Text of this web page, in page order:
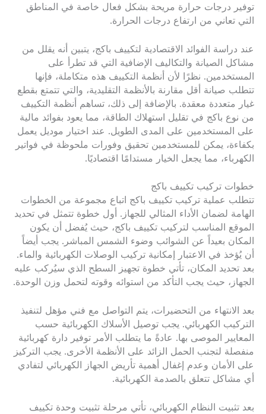
توفير درجات حرارة مريحة بشكل فعال خاصة في المناطق
التي تعاني من ارتفاع درجات الحرارة.
عند دراسة الفوائد الاقتصادية لتكييف باكج، يتبين أنه يقلل من
مشاكل الصيانة والتكاليف الإضافية التي قد تطرأ على
المستخدمين. نظرًا لأن أنظمة التكييف هذه متكاملة، فإنها
تتطلب صيانة أقل مقارنة بالأنظمة التقليدية، والتي تتمتع بقطع
غيار متعددة معقدة. بالإضافة إلى ذلك، تساهم أنظمة التكييف
من نوع باكج في تقليل استهلاك الطاقة، مما يعود بفوائد مالية
على المستخدمين على المدى الطويل. عند اختيار موديل يعمل
بكفاءة، يمكن للمستخدمين تحقيق وفورات ملحوظة في فواتير
الكهرباء، مما يجعل الخيار مستدامًا اقتصاديًا.
خطوات تركيب تكييف باكج
تتطلب عملية تركيب تكييف باكج اتباع مجموعة من الخطوات
الهامة لضمان الأداء المثالي للجهاز. أول خطوة تتمثل في تحديد
الموقع المناسب لتركيب تكييف باكج، حيث يُفضل أن يكون
المكان بعيداً عن الشوائب وضوء الشمس المباشر. يجب أيضاً
أن يُؤخذ في الاعتبار إمكانية تركيب الوصلات الكهربائية والماء.
بعد تحديد المكان، تأتي خطوة تجهيز السطح الذي سيُركب عليه
الجهاز، حيث يجب التأكد من استوائه وقوته لتحمل وزن الوحدة.
بعد الانتهاء من التحضيرات، يتم التواصل مع فني مؤهل لتنفيذ
التركيب الكهربائي. يجب توصيل الأسلاك الكهربائية حسب
المعايير الموصى بها. عادةً ما يتطلب الأمر توفير دارة كهربائية
منفصلة لتجنب الحمل الزائد على الأنظمة الأخرى. يجب التركيز
على الأمان وعدم إغفال أهمية تأريض الجهاز الكهربائي لتفادي
أي مشاكل تتعلق بالصدمة الكهربائية.
بعد تثبيت النظام الكهربائي، تأتي مرحلة تثبيت وحدة تكييف